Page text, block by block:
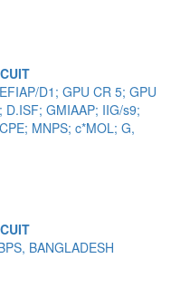
D1; GPU CR 5; GPU
GMIAAP; IIG/s9;
MNPS; c*MOL; G,
BANGLADESH